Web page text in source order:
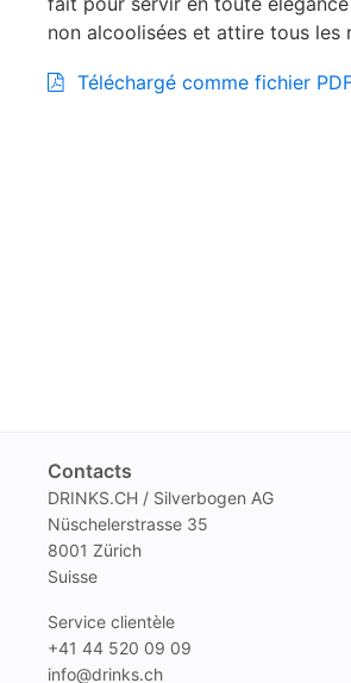
non alcoolisées et attire tous les
Téléchargé comme fichier
Contacts
DRINKS.CH / Silverbogen AG
Nüschelerstrasse 35
8001 Zürich
Suisse
Service clientèle
+41 44 520 09 09
info@drinks.ch